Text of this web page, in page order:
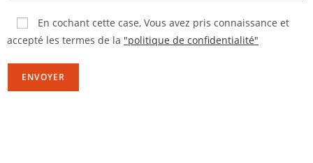
En cochant cette case, Vous avez pris connaissance et
accepté les termes de la "politique de confidentialité"